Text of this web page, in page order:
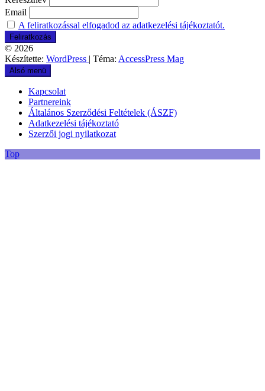
Email
A feliratkozással elfogadod az adatkezelési tájékoztatót.
© 2026
Készítette: WordPress | Téma: AccessPress Mag
Alsó menü
Kapcsolat
Partnereink
Általános Szerződési Feltételek (ÁSZF)
Adatkezelési tájékoztató
Szerzői jogi nyilatkozat
Top